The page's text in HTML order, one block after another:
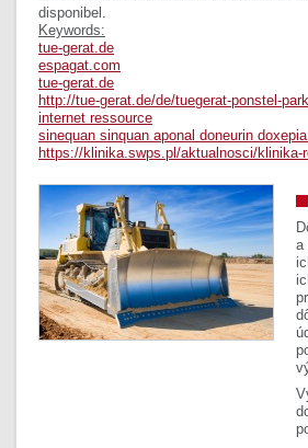
disponibel.
Keywords:
tue-gerat.de
espagat.com
tue-gerat.de
http://tue-gerat.de/de/tuegerat-ponstel-
internet ressource
sinequan sinquan aponal doneurin
https://klinika.swps.pl/aktualnosci/klinika-
a